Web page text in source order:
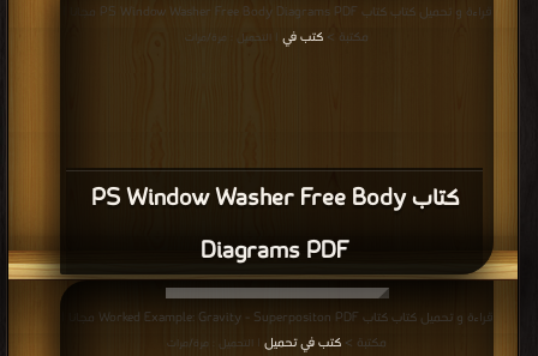
كتاب PS Window Washer Free Body
Diagrams PDF
قراءة و تحميل كتاب كتاب PS Window Washer Free Body Diagrams PDF مجانا |
مكتبة > كتب في | التحميل : مرة/مرات
قراءة و تحميل كتاب كتاب Worked Example: Gravity - Superpositon PDF مجانا |
مكتبة > كتب في تحميل | التحميل : مرة/مرات